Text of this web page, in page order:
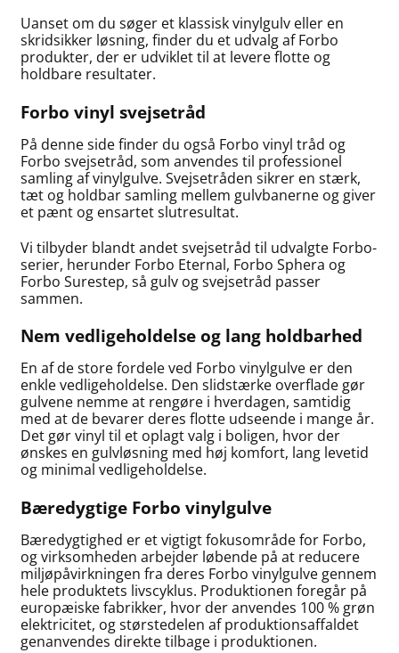
Uanset om du søger et klassisk vinylgulv eller en
skridsikker løsning, finder du et udvalg af Forbo
produkter, der er udviklet til at levere flotte og
holdbare resultater.
Forbo vinyl svejsetråd
På denne side finder du også Forbo vinyl tråd og
Forbo svejsetråd, som anvendes til professionel
samling af vinylgulve. Svejsetråden sikrer en stærk,
tæt og holdbar samling mellem gulvbanerne og giver
et pænt og ensartet slutresultat.
Vi tilbyder blandt andet svejsetråd til udvalgte Forbo-
serier, herunder Forbo Eternal, Forbo Sphera og
Forbo Surestep, så gulv og svejsetråd passer
sammen.
Nem vedligeholdelse og lang holdbarhed
En af de store fordele ved Forbo vinylgulve er den
enkle vedligeholdelse. Den slidstærke overflade gør
gulvene nemme at rengøre i hverdagen, samtidig
med at de bevarer deres flotte udseende i mange år.
Det gør vinyl til et oplagt valg i boligen, hvor der
ønskes en gulvløsning med høj komfort, lang levetid
og minimal vedligeholdelse.
Bæredygtige Forbo vinylgulve
Bæredygtighed er et vigtigt fokusområde for Forbo,
og virksomheden arbejder løbende på at reducere
miljøpåvirkningen fra deres Forbo vinylgulve gennem
hele produktets livscyklus. Produktionen foregår på
europæiske fabrikker, hvor der anvendes 100 % grøn
elektricitet, og størstedelen af produktionsaffaldet
genanvendes direkte tilbage i produktionen.